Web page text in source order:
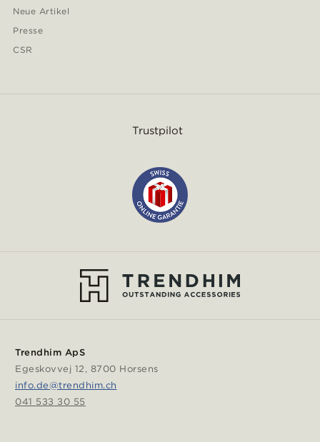
Neue Artikel
Presse
CSR
Trustpilot
Trendhim ApS
Egeskovvej 12, 8700 Horsens
info.de@trendhim.ch
041 533 30 55